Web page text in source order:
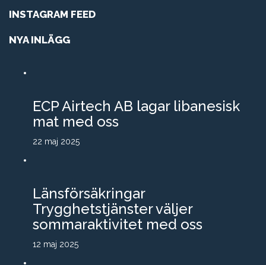
INSTAGRAM FEED
NYA INLÄGG
ECP Airtech AB lagar libanesisk
mat med oss
22 maj 2025
Länsförsäkringar
Trygghetstjänster väljer
sommaraktivitet med oss
12 maj 2025